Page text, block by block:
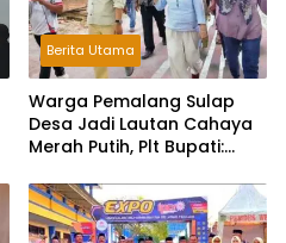
Berita Utama
Warga Pemalang Sulap
Desa Jadi Lautan Cahaya
Merah Putih, Plt Bupati: